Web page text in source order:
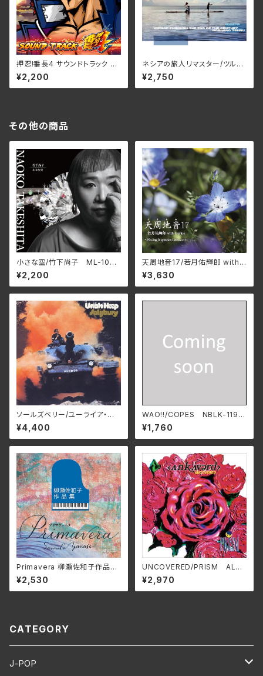
押忍!番長4 サウンドトラック -
通常盤- DT-030
¥2,200
ネシアの旅人リマスター/ツルノ
リヒロ TRUE-1001R(仕様:C
D)
¥2,750
その他の商品
小さな空/竹下尚子 ML-1048
(仕様:CD)
¥2,200
天周地音17/若月佑輝郎 with
Garjue TXTH-0043(仕様:
CD)
¥3,630
ソールズベリー/ユーライア・ヒ
ープ BELLE-264327_8（仕
様:2SHM-CD）
¥4,400
WAO!!/COPES NBLK-119
(仕様:CD)
¥1,760
Primavera 柳瀬佐和子作品集/
ユーオーディア・アンサンブル、
蜷川いづみ、工藤美穂、Duo FR
IEDEN MCDN-1171(仕様:C
¥2,530
UNCOVERED/PRISM ALT-
515C(仕様:CD)
¥2,970
CATEGORY
J-POP